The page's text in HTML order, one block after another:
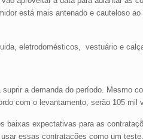
está mais antenado e cauteloso ao
eletrodomésticos, vestuário e
a demanda do período. Mesmo
com o levantamento, serão 105 mil
baixas expectativas para as
essas contratações como um